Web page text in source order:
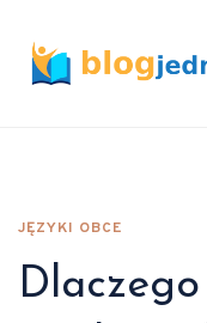
JĘZYKI OBCE